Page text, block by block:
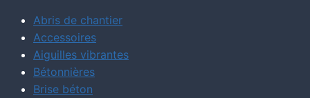
Abris de chantier
Accessoires
Aiguilles vibrantes
Bétonnières
Brise béton